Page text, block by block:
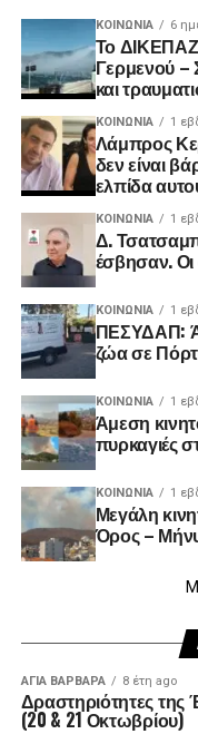
ΚΟΙΝΩΝΊΑ 6
Το ΔΙΚΕΠΑΖ
Γερμενού –
και
ΚΟΙΝΩΝΊΑ 1
Λάμπρος
δεν είναι
ελπίδα
ΚΟΙΝΩΝΊΑ 1
Δ.
έσβησαν. Οι
ΚΟΙΝΩΝΊΑ 1
ΠΕΣΥΔΑΠ:
ζώα σε
ΚΟΙΝΩΝΊΑ 1
Άμεση
πυρκαγιές
ΚΟΙΝΩΝΊΑ 1
Μεγάλη
Όρος –
ΑΓΙΑ ΒΑΡΒΑΡΑ 8 έτη ago
Δραστηριότητες
(20 & 21 Οκτωβρίου)